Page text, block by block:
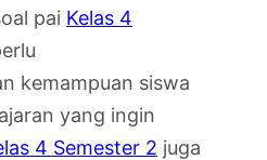
pai Kelas 4
kemampuan siswa
yang ingin
4 Semester 2 juga